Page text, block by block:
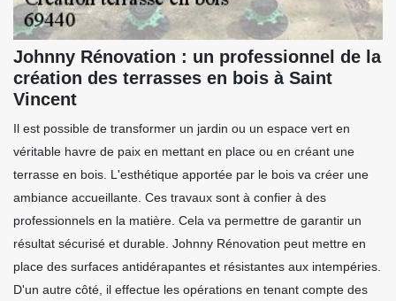
Johnny Rénovation : un professionnel de la
création des terrasses en bois à Saint
Vincent
Il est possible de transformer un jardin ou un espace vert en
véritable havre de paix en mettant en place ou en créant une
terrasse en bois. L'esthétique apportée par le bois va créer une
ambiance accueillante. Ces travaux sont à confier à des
professionnels en la matière. Cela va permettre de garantir un
résultat sécurisé et durable. Johnny Rénovation peut mettre en
place des surfaces antidérapantes et résistantes aux intempéries.
D'un autre côté, il effectue les opérations en tenant compte des